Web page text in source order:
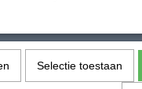
Selectie toestaan